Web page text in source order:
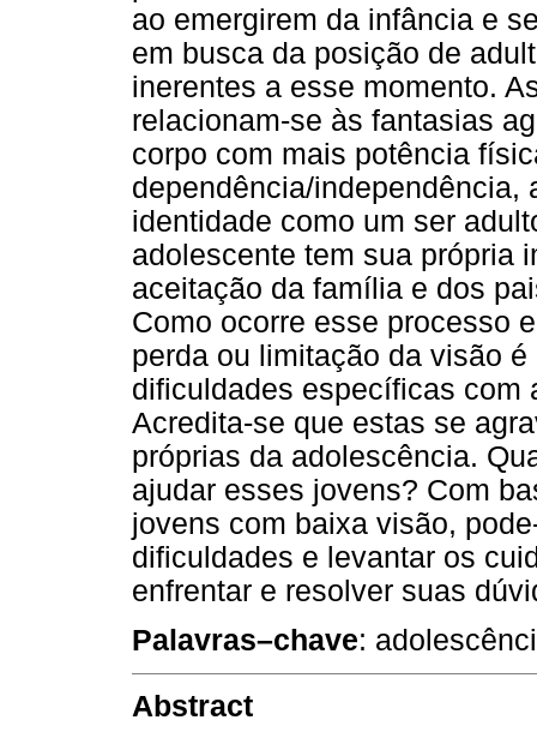
ao emergirem da infância e
em busca da posição de
inerentes a esse momento.
relacionam-se às fantasias
corpo com mais potência
dependência/independência,
identidade como um ser
adolescente tem sua própria
aceitação da família e dos
Como ocorre esse processo
perda ou limitação da visão
dificuldades específicas com
Acredita-se que estas se
próprias da adolescência.
ajudar esses jovens? Com
jovens com baixa visão,
dificuldades e levantar os
enfrentar e resolver suas
Palavras–chave:
Abstract